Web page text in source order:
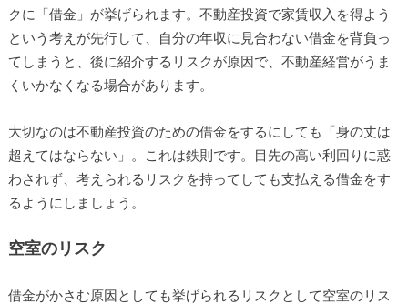
クに「借金」が挙げられます。不動産投資で家賃収入を得よう
という考えが先行して、自分の年収に見合わない借金を背負っ
てしまうと、後に紹介するリスクが原因で、不動産経営がうま
くいかなくなる場合があります。
大切なのは不動産投資のための借金をするにしても「身の丈は
超えてはならない」。これは鉄則です。目先の高い利回りに惑
わされず、考えられるリスクを持ってしても支払える借金をす
るようにしましょう。
空室のリスク
借金がかさむ原因としても挙げられるリスクとして空室のリス